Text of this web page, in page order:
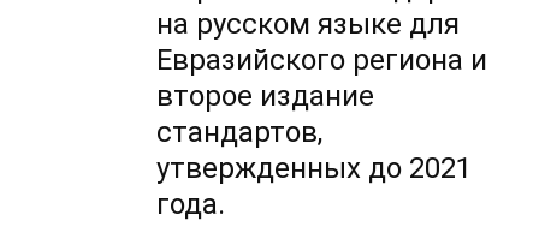
на русском языке для
Евразийского региона и
второе издание
стандартов,
утвержденных до 2021
года.